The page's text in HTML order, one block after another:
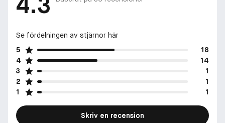
Se fördelningen av stjärnor här
5
18
4
14
3
1
2
1
1
1
Skriv en recension